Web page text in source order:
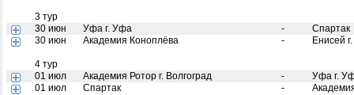
3 тур
30 июн
Уфа г. Уфа -
Спартак
30 июн
Академия Коноплёва - Енисей
4 тур
01 июл
Академия Ротор г. Волгоград -
Уфа г.
01 июл
Спартак -